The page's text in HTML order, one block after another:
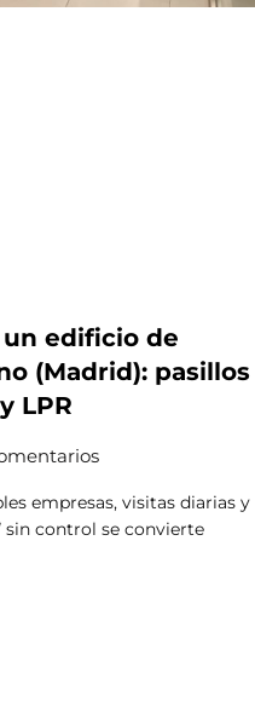
edificio de
(Madrid): pasillos
LPR
empresas, visitas diarias y
sin control se convierte